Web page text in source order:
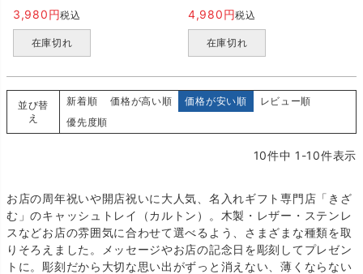
3,980
税込
在庫切れ
4,980
税込
在庫切れ
並び替
え
新着順 価格が高い順 価格が安い順
レビュー順
優先度順
10件中 1 -10件表示
お店の周年祝いや開店祝いに大人気、名入れギフト専門店「きざ
む」のキャッシュトレイ（カルトン）。木製・レザー・ステンレ
スなどお店の雰囲気に合わせて選べるよう、さまざまな種類を取
りそろえました。メッセージやお店の記念日を彫刻してプレゼン
トに。彫刻だから大切な思い出がずっと消えない、薄くならない